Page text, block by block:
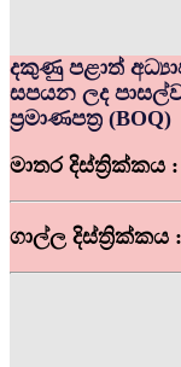
දකුණු පළාත්
සපයන ලද
ප්‍රමාණපත්‍ර (BOQ)
මාතර දිස්ත්‍රික්කය :
ගාල්ල දිස්ත්‍රික්කය :